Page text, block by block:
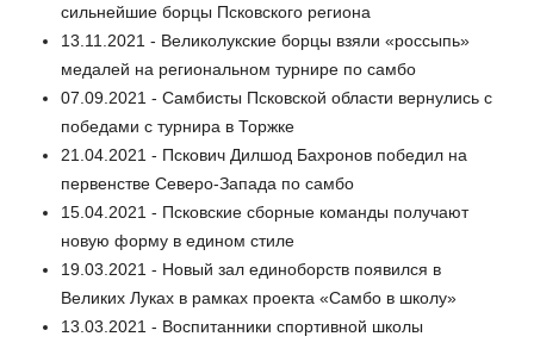
сильнейшие борцы Псковского региона
13.11.2021 - Великолукские борцы взяли «россыпь»
медалей на региональном турнире по самбо
07.09.2021 - Самбисты Псковской области вернулись с
победами с турнира в Торжке
21.04.2021 - Пскович Дилшод Бахронов победил на
первенстве Северо-Запада по самбо
15.04.2021 - Псковские сборные команды получают
новую форму в едином стиле
19.03.2021 - Новый зал единоборств появился в
Великих Луках в рамках проекта «Самбо в школу»
13.03.2021 - Воспитанники спортивной школы